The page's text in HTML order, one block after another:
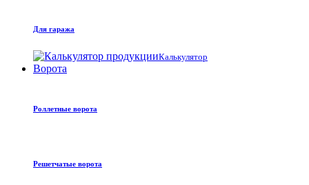
Для гаража
Калькулятор
Ворота
Роллетные ворота
Решетчатые ворота